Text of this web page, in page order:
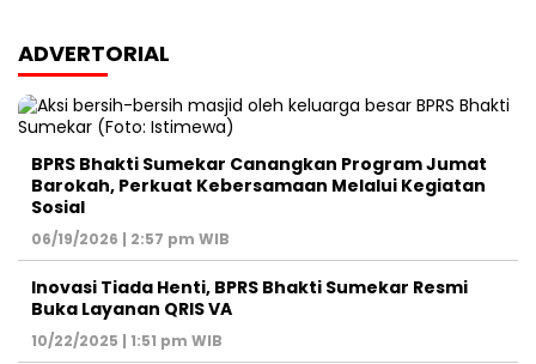
ADVERTORIAL
BPRS Bhakti Sumekar Canangkan Program Jumat
Barokah, Perkuat Kebersamaan Melalui Kegiatan
Sosial
06/19/2026 | 2:57 pm WIB
Inovasi Tiada Henti, BPRS Bhakti Sumekar Resmi
Buka Layanan QRIS VA
10/22/2025 | 1:51 pm WIB